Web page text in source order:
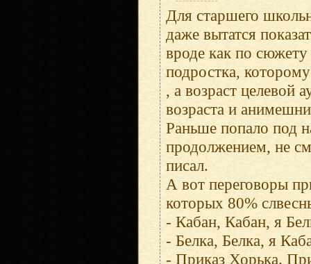
Для старшего
даже вытатся
вроде как по
подростка,
, а возраст целевой
возраста и
Раньше попало под
продолжением, не
писал.
А вот переговоры
которых 80%
- Кабан, Кабан, я
- Белка, Белка, я
- Пpиказ Хоpька.